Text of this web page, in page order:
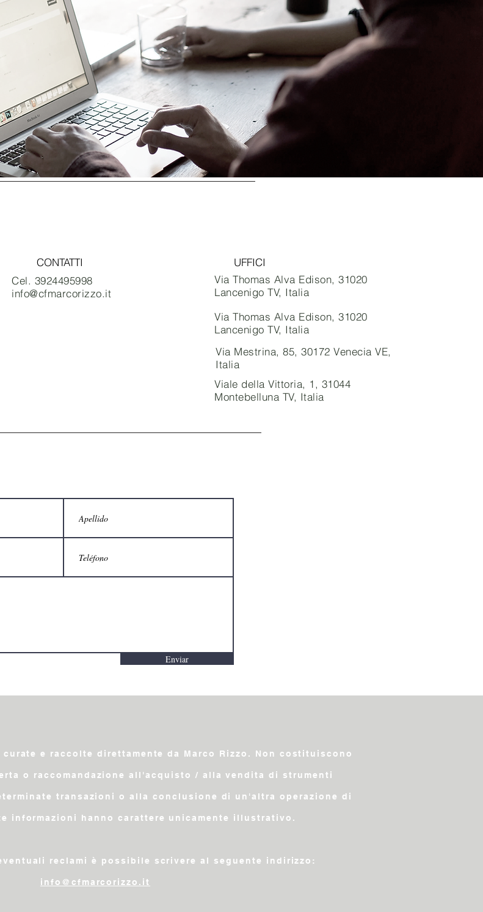
CONTATTI
Cel. 3924495998
info@cfmarcorizzo.it
UFFICI
Via Thomas Alva Edison, 31020
Lancenigo TV, Italia
Via Thomas Alva Edison, 31020
Lancenigo TV, Italia
Via Mestrina, 85, 30172 Venecia VE,
Italia
Viale della Vittoria, 1, 31044
Montebelluna TV, Italia
Enviar
e raccolte direttamente da Marco Rizzo. Non costituiscono
o raccomandazione all'acquisto / alla vendita di strumenti
transazioni o alla conclusione di un'altra operazione di
informazioni hanno carattere unicamente illustrativo.
reclami è possibile scrivere al seguente indirizzo:
info@cfmarcorizzo.it